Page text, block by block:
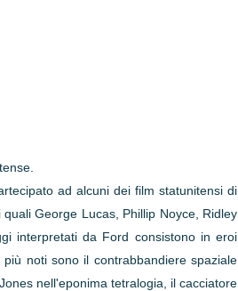
ad alcuni dei film statunitensi di
George Lucas, Phillip Noyce, Ridley
interpretati da Ford consistono in eroi
noti sono il contrabbandiere spaziale
nell'eponima tetralogia, il cacciatore